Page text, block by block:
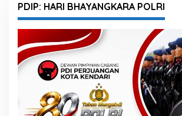
PDIP: HARI BHAYANGKARA POLRI